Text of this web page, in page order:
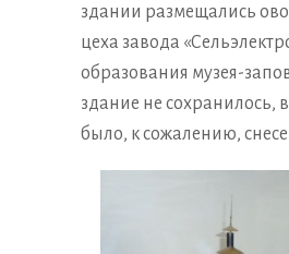
здании размещались
цеха завода
образования музея-
здание не сохранилось, в
было, к сожалению,